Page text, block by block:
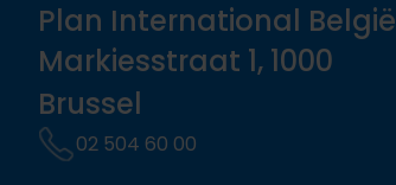
Plan International België
Markiesstraat 1, 1000
Brussel
02 504 60 00